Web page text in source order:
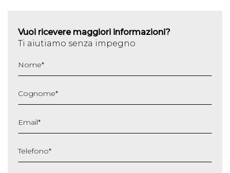
Vuoi ricevere maggiori informazioni?
Ti aiutiamo senza impegno
Nome*
Cognome*
Email*
Telefono*